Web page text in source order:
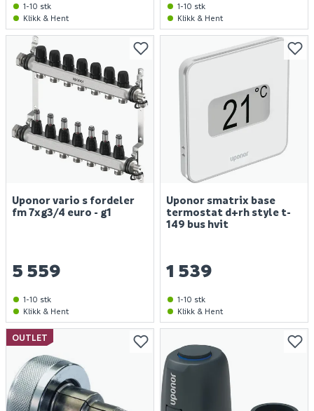
1-10 stk
Klikk & Hent
1-10 stk
Klikk & Hent
Uponor vario s fordeler
fm 7xg3/4 euro - g1
5 559
1-10 stk
Klikk & Hent
Uponor smatrix base
termostat d+rh style t-
149 bus hvit
1 539
1-10 stk
Klikk & Hent
OUTLET